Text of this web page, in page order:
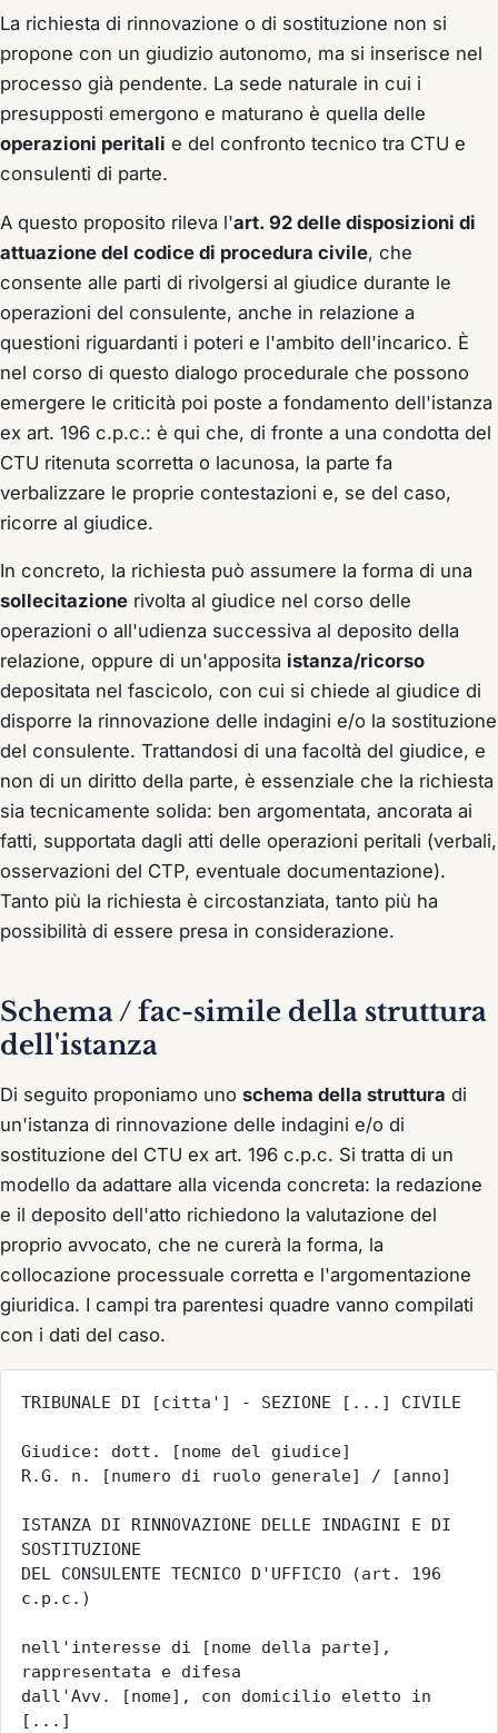
La richiesta di rinnovazione o di sostituzione non si
propone con un giudizio autonomo, ma si inserisce nel
processo già pendente. La sede naturale in cui i
presupposti emergono e maturano è quella delle
operazioni peritali e del confronto tecnico tra CTU e
consulenti di parte.
A questo proposito rileva l'art. 92 delle disposizioni di
attuazione del codice di procedura civile, che
consente alle parti di rivolgersi al giudice durante le
operazioni del consulente, anche in relazione a
questioni riguardanti i poteri e l'ambito dell'incarico. È
nel corso di questo dialogo procedurale che possono
emergere le criticità poi poste a fondamento dell'istanza
ex art. 196 c.p.c.: è qui che, di fronte a una condotta del
CTU ritenuta scorretta o lacunosa, la parte fa
verbalizzare le proprie contestazioni e, se del caso,
ricorre al giudice.
In concreto, la richiesta può assumere la forma di una
sollecitazione rivolta al giudice nel corso delle
operazioni o all'udienza successiva al deposito della
relazione, oppure di un'apposita istanza/ricorso
depositata nel fascicolo, con cui si chiede al giudice di
disporre la rinnovazione delle indagini e/o la sostituzione
del consulente. Trattandosi di una facoltà del giudice, e
non di un diritto della parte, è essenziale che la richiesta
sia tecnicamente solida: ben argomentata, ancorata ai
fatti, supportata dagli atti delle operazioni peritali (verbali,
osservazioni del CTP, eventuale documentazione).
Tanto più la richiesta è circostanziata, tanto più ha
possibilità di essere presa in considerazione.
Schema / fac-simile della struttura
dell'istanza
Di seguito proponiamo uno schema della struttura di
un'istanza di rinnovazione delle indagini e/o di
sostituzione del CTU ex art. 196 c.p.c. Si tratta di un
modello da adattare alla vicenda concreta: la redazione
e il deposito dell'atto richiedono la valutazione del
proprio avvocato, che ne curerà la forma, la
collocazione processuale corretta e l'argomentazione
giuridica. I campi tra parentesi quadre vanno compilati
con i dati del caso.
TRIBUNALE DI [citta'] - SEZIONE [...] CIVILE
Giudice: dott. [nome del giudice]
R.G. n. [numero di ruolo generale] / [anno]
ISTANZA DI RINNOVAZIONE DELLE INDAGINI E DI
SOSTITUZIONE
DEL CONSULENTE TECNICO D'UFFICIO (art. 196
c.p.c.)
nell'interesse di [nome della parte],
rappresentata e difesa
dall'Avv. [nome], con domicilio eletto in
[...]